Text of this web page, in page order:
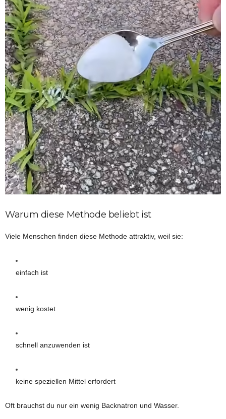
Warum diese Methode beliebt ist
Viele Menschen finden diese Methode attraktiv, weil sie:
einfach ist
wenig kostet
schnell anzuwenden ist
keine speziellen Mittel erfordert
Oft brauchst du nur ein wenig Backnatron und Wasser.